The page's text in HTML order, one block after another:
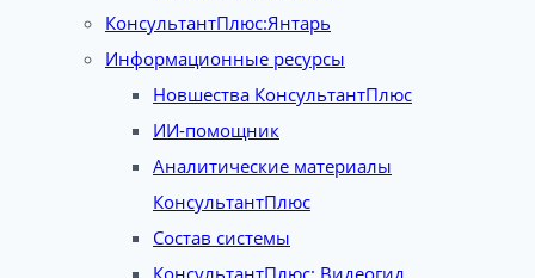
КонсультантПлюс:Янтарь
Информационные ресурсы
Новшества КонсультантПлюс
ИИ-помощник
Аналитические материалы
КонсультантПлюс
Состав системы
КонсультантПлюс: Видеогид